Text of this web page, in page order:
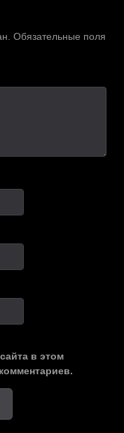
Обязательные поля
в этом